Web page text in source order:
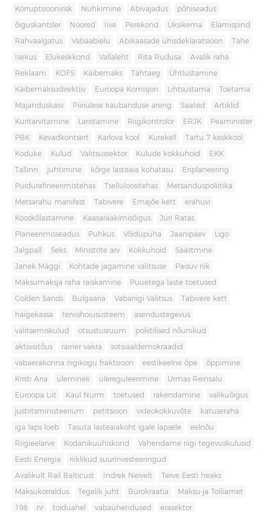
Korruptsioonirisk Nuhkimine Abivajadus põhiseadus
õiguskantsler Noored Iive Perekond Üksikema Elamispind
Rahvaalgatus Vabaabielu Abikaasade ühisdeklaratsioon Tahe
Isekus Elukeskkond Vallaleht Rita Rudusa Avalik raha
Reklaam KOFS Käibemaks Tähtaeg Ühtlustamine
Käibemaksudirektiiv Euroopa Komisjon Lihtsustama Toetama
Majanduskasv Piiriülese kaubanduse areng Saated Artiklid
Kuritarvitamine Laristamine Riigikontrolör ERJK Peaminister
PBK Kevadkontsert Karlova kool Kurekell Tartu 7 keskkool
Koduke Kulud Valitsussektor Kulude kokkuhoid EKK
Tallinn juhtimine kõrge lasteaia kohatasu Eriplaneering
Puidurafineerimistehas Tselluloositehas Metsanduspoliitika
Metsarahu manifest Tabivere Emajõe kett erahuvi
Kooskõlastamine Kaasarääkimisõigus Jüri Ratas
Planeerimisseadus Puhkus Võidupüha Jaanipäev Ligo
Jalgpall Seks Ministrite arv Kokkuhoid Säästmine
Janek Mäggi Kohtade jagamine valitsuse Paisuv riik
Maksumaksja raha raiskamine Puuetega laste toetused
Golden Sands Bulgaaria Vabariigi Valitsus Tabivere kett
haigekassa tervishoiusüsteem asendustegevus
valitsemiskulud otsustusruum poliitilised nõunikud
aktsiisitõus rainer vakra sotsiaaldemokraadid
vabaerakonna riigikogu fraktsioon eestikeelne õpe õppimine
Kristi Aria üleminek ülereguleerimine Urmas Reinsalu
Euroopa Liit Kaul Nurm toetused rakendamine valikuõigus
justiitsministeerium petitsioon videokokkuvõte katuseraha
iga laps loeb Tasuta lasteaiakoht igale lapsele eelnõu
Riigieelarve Kodanikuühiskond Vähendame riigi tegevuskulusid
Eesti Energia riiklikud suurinvesteeringud
Avalikult Rail Balticust Indrek Neivelt Terve Eesti heaks
Maksukorraldus Tegelik juht Bürokraatia Maksu-ja Tolliamet
198 nr toiduahel vabaühendused erasektor